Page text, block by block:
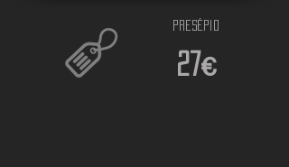
Presépio
27€